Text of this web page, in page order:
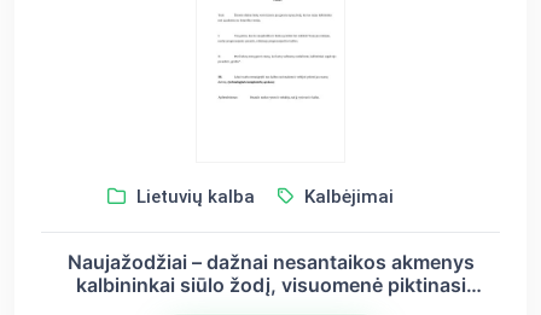
Lietuvių kalba Kalbėjimai
Naujažodžiai – dažnai nesantaikos akmenys
kalbininkai siūlo žodį, visuomenė piktinasi